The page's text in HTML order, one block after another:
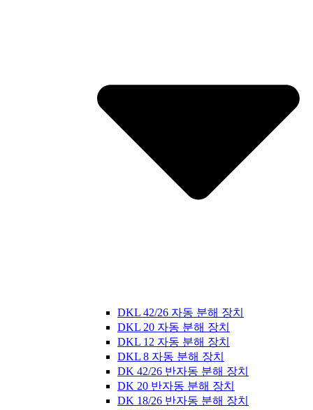
DKL 42/26 자동 분해 장치
DKL 20 자동 분해 장치
DKL 12 자동 분해 장치
DKL 8 자동 분해 장치
DK 42/26 반자동 분해 장치
DK 20 반자동 분해 장치
DK 18/26 반자동 분해 장치